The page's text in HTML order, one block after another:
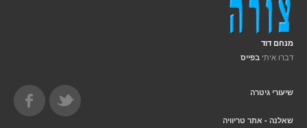
מנחם דוד
דברו איתי בפייס
שיעורי גיטרה
שאלנה - אתר טריוויה